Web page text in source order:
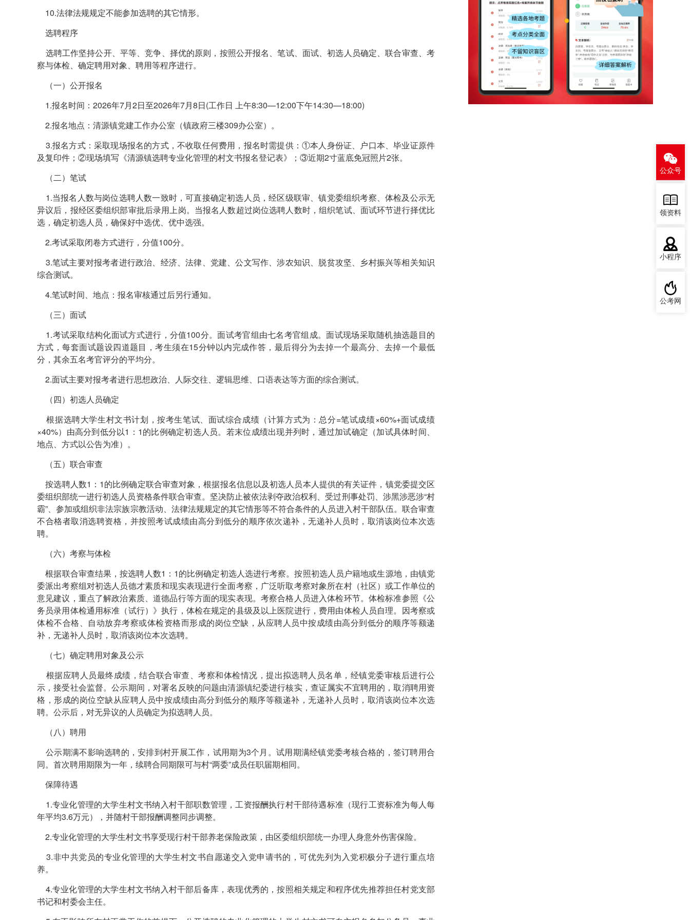
10.法律法规规定不能参加选聘的其它情形。
选聘程序
选聘工作坚持公开、平等、竞争、择优的原则，按照公开报名、笔试、面试、初选人员确定、联合审查、考
察与体检、确定聘用对象、聘用等程序进行。
（一）公开报名
1.报名时间：2026年7月2日至2026年7月8日(工作日 上午8:30—12:00下午14:30—18:00)
2.报名地点：清源镇党建工作办公室（镇政府三楼309办公室）。
3.报名方式：采取现场报名的方式，不收取任何费用，报名时需提供：①本人身份证、户口本、毕业证原件
及复印件；②现场填写《清源镇选聘专业化管理的村文书报名登记表》；③近期2寸蓝底免冠照片2张。
（二）笔试
1.当报名人数与岗位选聘人数一致时，可直接确定初选人员，经区级联审、镇党委组织考察、体检及公示无
异议后，报经区委组织部审批后录用上岗。当报名人数超过岗位选聘人数时，组织笔试、面试环节进行择优比
选，确定初选人员，确保好中选优、优中选强。
2.考试采取闭卷方式进行，分值100分。
3.笔试主要对报考者进行政治、经济、法律、党建、公文写作、涉农知识、脱贫攻坚、乡村振兴等相关知识
综合测试。
4.笔试时间、地点：报名审核通过后另行通知。
（三）面试
1.考试采取结构化面试方式进行，分值100分。面试考官组由七名考官组成。面试现场采取随机抽选题目的
方式，每套面试题设四道题目，考生须在15分钟以内完成作答，最后得分为去掉一个最高分、去掉一个最低
分，其余五名考官评分的平均分。
2.面试主要对报考者进行思想政治、人际交往、逻辑思维、口语表达等方面的综合测试。
（四）初选人员确定
根据选聘大学生村文书计划，按考生笔试、面试综合成绩（计算方式为：总分=笔试成绩×60%+面试成绩
×40%）由高分到低分以1：1的比例确定初选人员。若末位成绩出现并列时，通过加试确定（加试具体时间、
地点、方式以公告为准）。
（五）联合审查
按选聘人数1：1的比例确定联合审查对象，根据报名信息以及初选人员本人提供的有关证件，镇党委提交区
委组织部统一进行初选人员资格条件联合审查。坚决防止被依法剥夺政治权利、受过刑事处罚、涉黑涉恶涉“村
霸”、参加或组织非法宗族宗教活动、法律法规规定的其它情形等不符合条件的人员进入村干部队伍。联合审查
不合格者取消选聘资格，并按照考试成绩由高分到低分的顺序依次递补，无递补人员时，取消该岗位本次选
聘。
（六）考察与体检
根据联合审查结果，按选聘人数1：1的比例确定初选人选进行考察。按照初选人员户籍地或生源地，由镇党
委派出考察组对初选人员德才素质和现实表现进行全面考察，广泛听取考察对象所在村（社区）或工作单位的
意见建议，重点了解政治素质、道德品行等方面的现实表现。考察合格人员进入体检环节。体检标准参照《公
务员录用体检通用标准（试行）》执行，体检在规定的县级及以上医院进行，费用由体检人员自理。因考察或
体检不合格、自动放弃考察或体检资格而形成的岗位空缺，从应聘人员中按成绩由高分到低分的顺序等额递
补，无递补人员时，取消该岗位本次选聘。
（七）确定聘用对象及公示
根据应聘人员最终成绩，结合联合审查、考察和体检情况，提出拟选聘人员名单，经镇党委审核后进行公
示，接受社会监督。公示期间，对署名反映的问题由清源镇纪委进行核实，查证属实不宜聘用的，取消聘用资
格，形成的岗位空缺从应聘人员中按成绩由高分到低分的顺序等额递补，无递补人员时，取消该岗位本次选
聘。公示后，对无异议的人员确定为拟选聘人员。
（八）聘用
公示期满不影响选聘的，安排到村开展工作，试用期为3个月。试用期满经镇党委考核合格的，签订聘用合
同。首次聘用期限为一年，续聘合同期限可与村“两委”成员任职届期相同。
保障待遇
1.专业化管理的大学生村文书纳入村干部职数管理，工资报酬执行村干部待遇标准（现行工资标准为每人每
年平均3.6万元），并随村干部报酬调整同步调整。
2.专业化管理的大学生村文书享受现行村干部养老保险政策，由区委组织部统一办理人身意外伤害保险。
3.非中共党员的专业化管理的大学生村文书自愿递交入党申请书的，可优先列为入党积极分子进行重点培
养。
4.专业化管理的大学生村文书纳入村干部后备库，表现优秀的，按照相关规定和程序优先推荐担任村党支部
书记和村委会主任。
公众号
领资料
小程序
公考网